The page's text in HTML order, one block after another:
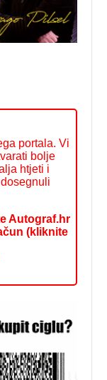
portala. Vi
bolje
htjeti i
Autograf.hr
(kliknite